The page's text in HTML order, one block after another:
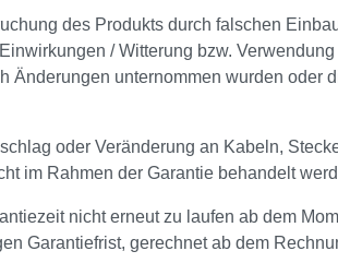
des Produkts durch falschen
/ Witterung bzw.
Änderungen unternommen wurden oder
oder Veränderung an Kabeln,
im Rahmen der Garantie behandelt
nicht erneut zu laufen ab dem
Garantiefrist, gerechnet ab dem